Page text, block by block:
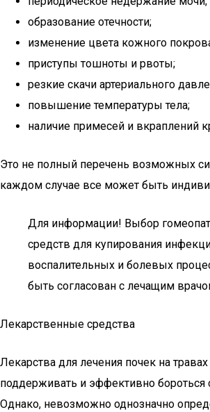
образование отечности;
изменение цвета кожного
приступы тошноты и рвоты;
резкие скачи артериального
повышение температуры тела;
наличие примесей и вкраплений
Это не полный перечень возможных
каждом случае все может быть
Для информации! Выбор
средств для купирования
воспалительных и болевых
быть согласован с лечащим
Лекарственные средства
Лекарства для лечения почек на
поддерживать и эффективно бороться
Однако, невозможно однозначно